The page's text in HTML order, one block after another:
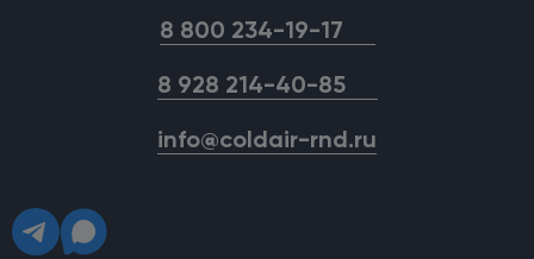
8 800 234-19-17
8 928 214-40-85
info@coldair-rnd.ru